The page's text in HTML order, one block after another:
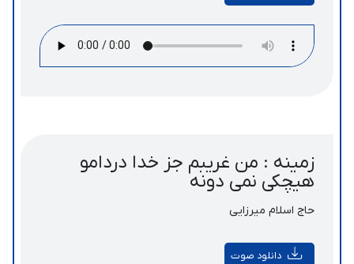
زمینه : من غریبم جز خدا دردامو
هیچکی نمی دونه
حاج اسلام میرزایی
دانلود صوت